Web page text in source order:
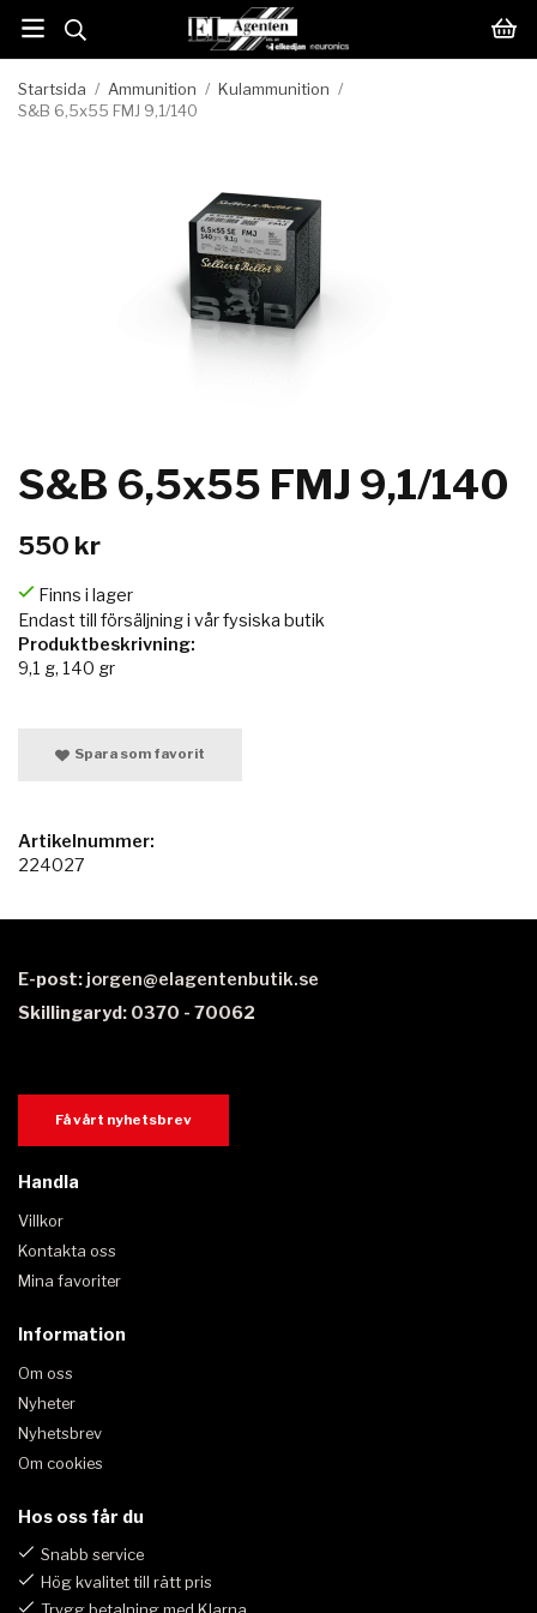
Startsida / Ammunition / Kulammunition /
S&B 6,5x55 FMJ 9,1/140
S&B 6,5x55 FMJ 9,1/140
550 kr
Finns i lager
Endast till försäljning i vår fysiska butik
Produktbeskrivning:
9,1 g, 140 gr
Spara som favorit
Artikelnummer:
224027
E-post: jorgen@elagentenbutik.se
Skillingaryd: 0370 - 70062
Få vårt nyhetsbrev
Handla
Villkor
Kontakta oss
Mina favoriter
Information
Om oss
Nyheter
Nyhetsbrev
Om cookies
Hos oss får du
Snabb service
Hög kvalitet till rätt pris